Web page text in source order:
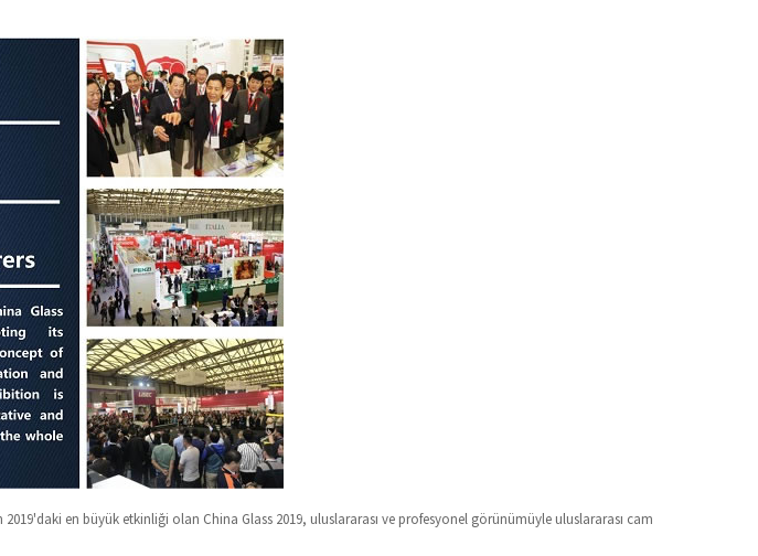
en büyük etkinliği olan China Glass 2019, uluslararası ve profesyonel görünümüyle uluslararası cam